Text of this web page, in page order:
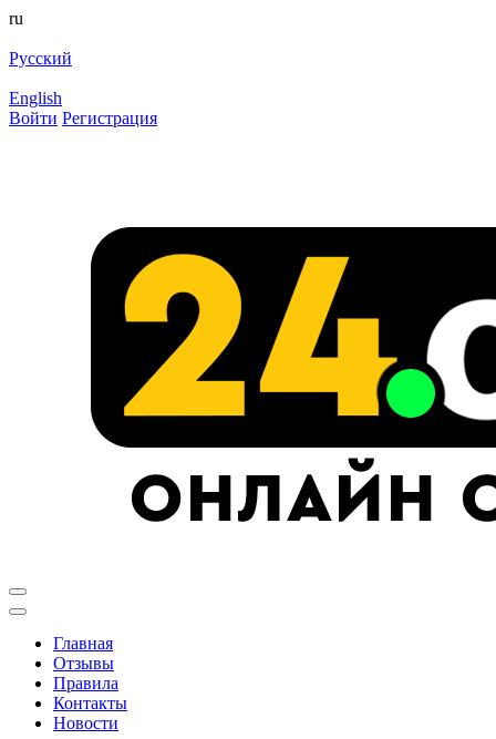
ru
Русский
English
Войти Регистрация
Главная
Отзывы
Правила
Контакты
Новости